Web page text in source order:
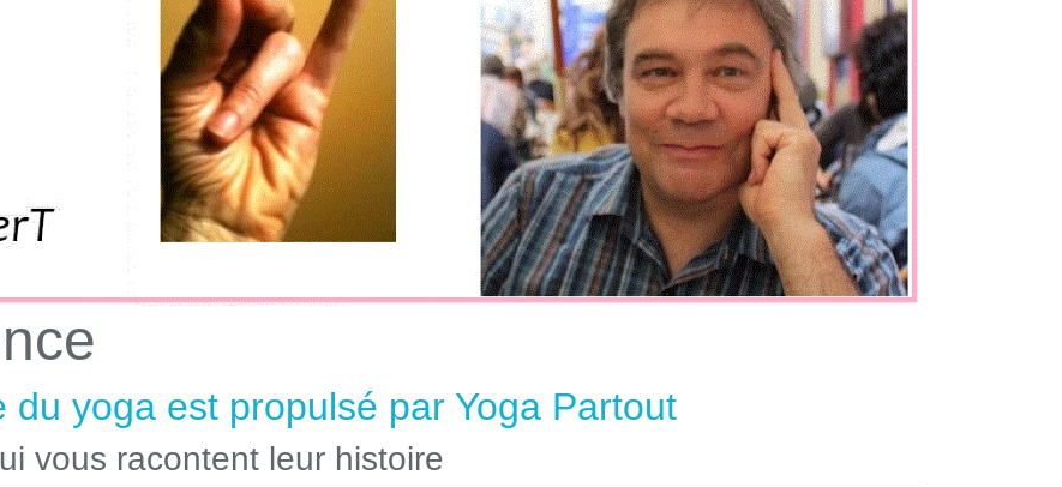
yoga est propulsé par Yoga Partout
vous racontent leur histoire